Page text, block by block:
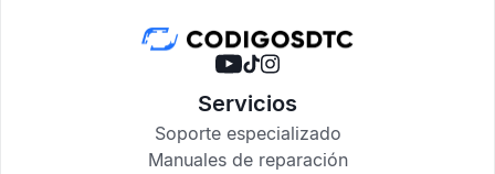
Servicios
Soporte especializado
Manuales de reparación